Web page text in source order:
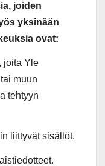
joiden
yksinään
ovat:
joita Yle
muun
tehtyyn
liittyvät sisällöt.